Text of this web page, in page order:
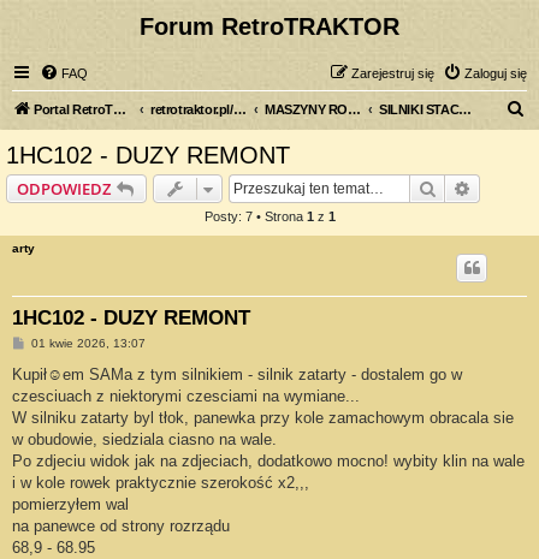
Forum RetroTRAKTOR
FAQ Zaloguj się
Zarejestruj się
Portal RetroTRAKTOR.pl retrotraktor.pl/forum MASZYNY ROLNICZE SILNIKI STACJONARNE
1HC102 - DUZY REMONT
ODPOWIEDZ Szukaj
Posty: 7 • Strona 1 z 1
arty
1HC102 - DUZY REMONT
P
s
01 kwie 2026, 13:07
Kupił☺em SAMa z tym silnikiem - silnik zatarty - dostalem go w
czesciuach z niektorymi czesciami na wymiane...
W silniku zatarty byl tłok, panewka przy kole zamachowym obracala sie
w obudowie, siedziala ciasno na wale.
Po zdjeciu widok jak na zdjeciach, dodatkowo mocno! wybity klin na wale
i w kole rowek praktycznie szerokość x2,,,
pomierzyłem wal
na panewce od strony rozrządu
68,9 - 68.95